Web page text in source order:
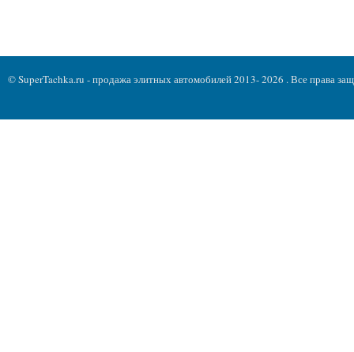
© SuperTachka.ru - продажа элитных автомобилей 2013- 2026 . Все права